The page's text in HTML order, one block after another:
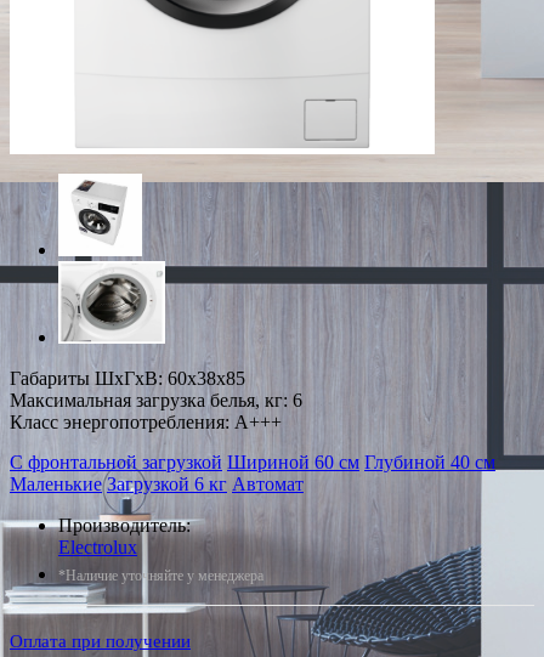
Габариты ШxГxВ: 60x38x85
Максимальная загрузка белья, кг: 6
Класс энергопотребления: A+++
С фронтальной загрузкой Шириной 60 см Глубиной 40 см
Маленькие Загрузкой 6 кг Автомат
Производитель:
Electrolux
*Наличие уточняйте у менеджера
Оплата при получении